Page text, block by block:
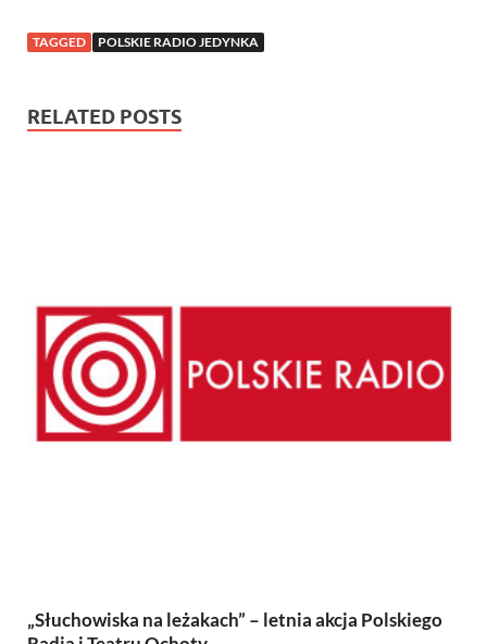
TAGGED POLSKIE RADIO JEDYNKA
RELATED POSTS
„Słuchowiska na leżakach” – letnia akcja Polskiego